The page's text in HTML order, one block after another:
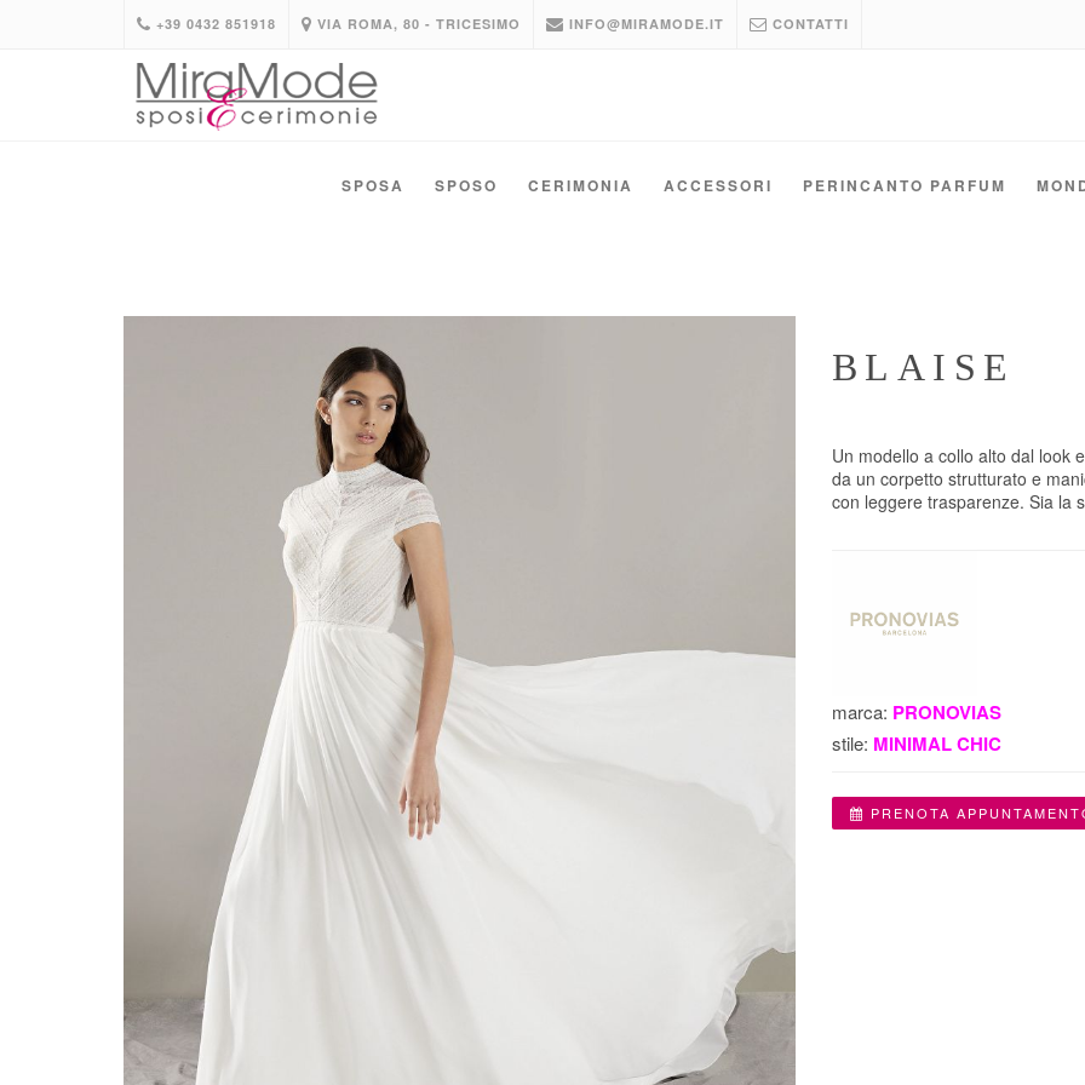
+39 0432 851918 VIA ROMA, 80 - TRICESIMO INFO@MIRAMODE.IT CONTATTI
SPOSA SPOSO CERIMONIA ACCESSORI PERINCANTO PARFUM
BLAISE
Un modello a collo alto dal look
da un corpetto strutturato e
con leggere trasparenze. Sia la
marca: PRONOVIAS
stile: MINIMAL CHIC
PRENOTA